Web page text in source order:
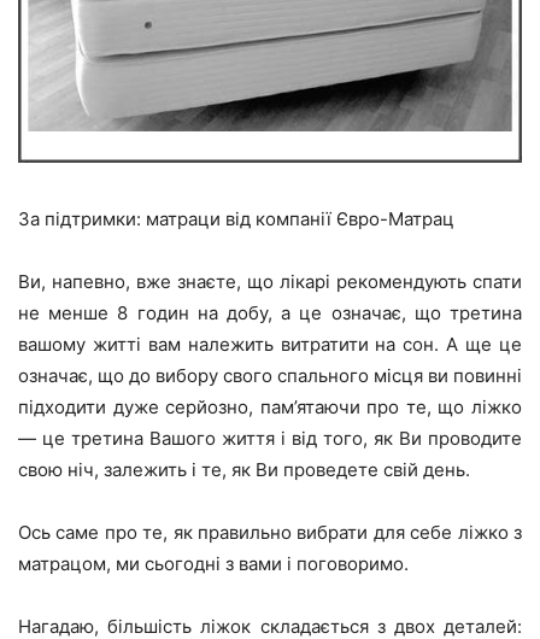
За підтримки: матраци від компанії Євро-Матрац
Ви, напевно, вже знаєте, що лікарі рекомендують спати
не менше 8 годин на добу, а це означає, що третина
вашому житті вам належить витратити на сон. А ще це
означає, що до вибору свого спального місця ви повинні
підходити дуже серйозно, пам’ятаючи про те, що ліжко
— це третина Вашого життя і від того, як Ви проводите
свою ніч, залежить і те, як Ви проведете свій день.
Ось саме про те, як правильно вибрати для себе ліжко з
матрацом, ми сьогодні з вами і поговоримо.
Нагадаю, більшість ліжок складається з двох деталей: